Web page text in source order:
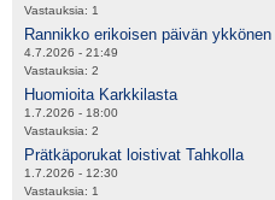
Vastauksia: 1
Rannikko erikoisen päivän ykkönen
4.7.2026 - 21:49
Vastauksia: 2
Huomioita Karkkilasta
1.7.2026 - 18:00
Vastauksia: 2
Prätkäporukat loistivat Tahkolla
1.7.2026 - 12:30
Vastauksia: 1